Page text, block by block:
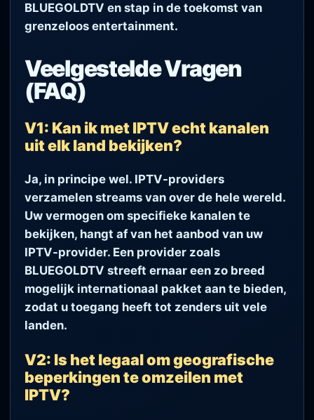
BLUEGOLDTV en stap in de toekomst van
grenzeloos entertainment.
Veelgestelde Vragen
(FAQ)
V1: Kan ik met IPTV echt kanalen
uit elk land bekijken?
Ja, in principe wel. IPTV-providers
verzamelen streams van over de hele wereld.
Uw vermogen om specifieke kanalen te
bekijken, hangt af van het aanbod van uw
IPTV-provider. Een provider zoals
BLUEGOLDTV streeft ernaar een zo breed
mogelijk internationaal pakket aan te bieden,
zodat u toegang heeft tot zenders uit vele
landen.
V2: Is het legaal om geografische
beperkingen te omzeilen met
IPTV?